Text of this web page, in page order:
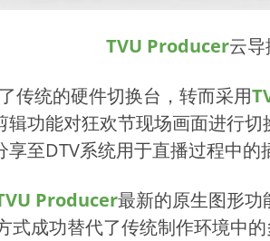
TVU Producer云导
传统的硬件切换台，转而采用
辑功能对狂欢节现场画面进行
享至DTV系统用于直播过程中的
Producer最新的原生图形
式成功替代了传统制作环境中